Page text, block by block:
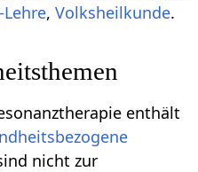
, Volksheilkunde.
enthält
nicht zur